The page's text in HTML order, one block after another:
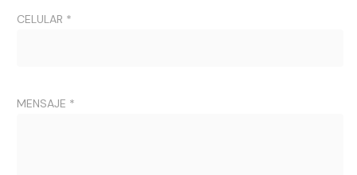
CELULAR *
MENSAJE *